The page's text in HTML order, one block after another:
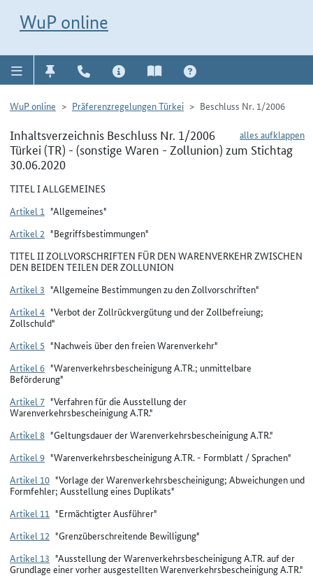
WuP online
WuP online Präferenzregelungen Türkei Beschluss Nr. 1/2006
alles aufklappen
Inhaltsverzeichnis Beschluss Nr. 1/2006
Türkei (TR) - (sonstige Waren - Zollunion) zum Stichtag
30.06.2020
TITEL I ALLGEMEINES
Artikel 1 "Allgemeines"
Artikel 2 "Begriffsbestimmungen"
TITEL II ZOLLVORSCHRIFTEN FÜR DEN WARENVERKEHR ZWISCHEN
DEN BEIDEN TEILEN DER ZOLLUNION
Artikel 3 "Allgemeine Bestimmungen zu den Zollvorschriften"
Artikel 4 "Verbot der Zollrückvergütung und der Zollbefreiung;
Zollschuld"
Artikel 5 "Nachweis über den freien Warenverkehr"
Artikel 6 "Warenverkehrsbescheinigung A.TR.; unmittelbare
Beförderung"
Artikel 7 "Verfahren für die Ausstellung der
Warenverkehrsbescheinigung A.TR."
Artikel 8 "Geltungsdauer der Warenverkehrsbescheinigung A.TR."
Artikel 9 "Warenverkehrsbescheinigung A.TR. - Formblatt / Sprachen"
Artikel 10 "Vorlage der Warenverkehrsbescheinigung; Abweichungen und
Formfehler; Ausstellung eines Duplikats"
Artikel 11 "Ermächtigter Ausführer"
Artikel 12 "Grenzüberschreitende Bewilligung"
Artikel 13 "Ausstellung der Warenverkehrsbescheinigung A.TR. auf der
Grundlage einer vorher ausgestellten Warenverkehrsbescheinigung A.TR."